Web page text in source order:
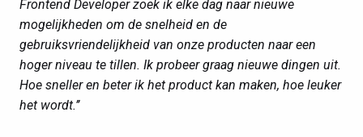
Frontend Developer zoek ik elke dag naar nieuwe
mogelijkheden om de snelheid en de
gebruiksvriendelijkheid van onze producten naar een
hoger niveau te tillen. Ik probeer graag nieuwe dingen uit.
Hoe sneller en beter ik het product kan maken, hoe leuker
het wordt.’’